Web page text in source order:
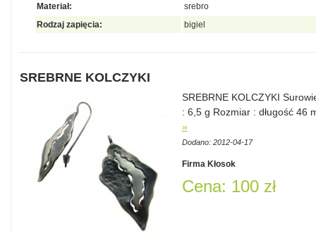
Materiał:
srebro
Rodzaj zapięcia:
bigiel
SREBRNE KOLCZYKI
SREBRNE KOLCZYKI
: 6,5 g Rozmiar : długość 46
»
Dodano: 2012-04-17
Firma Kłosok
Cena: 100 zł